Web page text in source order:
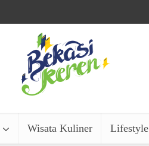
Wisata Kuliner Lifestyle